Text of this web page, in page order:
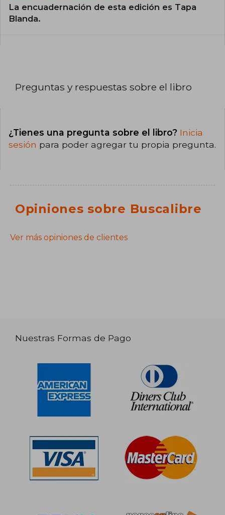
La encuadernación de esta edición es Tapa
Blanda.
Preguntas y respuestas sobre el libro
¿Tienes una pregunta sobre el libro? Inicia
sesión para poder agregar tu propia pregunta.
Opiniones sobre Buscalibre
Ver más opiniones de clientes
Nuestras Formas de Pago